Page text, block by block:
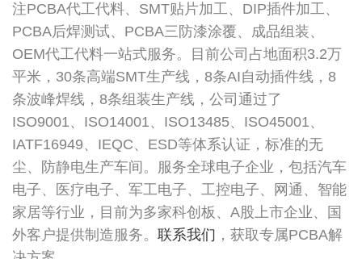
注PCBA代工代料、SMT贴片加工、DIP插件加工、
PCBA后焊测试、PCBA三防漆涂覆、成品组装、
OEM代工代料一站式服务。目前公司占地面积3.2万
平米，30条高端SMT生产线，8条AI自动插件线，8
条波峰焊线，8条组装生产线，公司通过了
ISO9001、ISO14001、ISO13485、ISO45001、
IATF16949、IEQC、ESD等体系认证，标准的无
尘、防静电生产车间。服务全球电子企业，包括汽车
电子、医疗电子、军工电子、工控电子、网通、智能
家居等行业，目前为多家科创板、A股上市企业、国
外客户提供制造服务。 联系我们 ，获取专属PCBA解